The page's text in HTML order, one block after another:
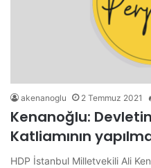
akenanoglu 2 Temmuz 2021
Kenanoğlu:
Katliamının
HDP İstanbul Milletvekili Ali